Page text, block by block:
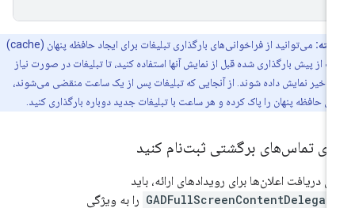
می‌توانید از فراخوانی‌های بارگذاری تبلیغات برای ایجاد حافظه پنهان (cache)
از پیش بارگذاری شده قبل از نمایش آنها استفاده کنید، تا تبلیغات در صورت نیاز
تأخیر نمایش داده شوند. از آنجایی که تبلیغات پس از یک ساعت منقضی می‌شوند،
حافظه پنهان را پاک کرده و هر ساعت با تبلیغات جدید دوباره بارگذاری کنید.
تماس‌های برگشتی ثبت‌نام کنید
دریافت اعلان‌ها برای رویدادهای ارائه، باید
را به ویژگی